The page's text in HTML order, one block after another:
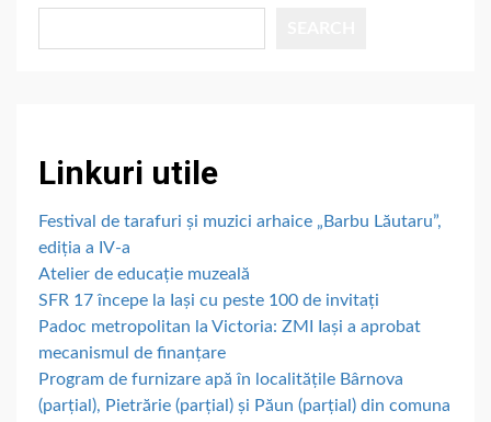
Linkuri utile
Festival de tarafuri și muzici arhaice „Barbu Lăutaru”,
ediția a IV-a
Atelier de educație muzeală
SFR 17 începe la Iași cu peste 100 de invitați
Padoc metropolitan la Victoria: ZMI Iași a aprobat
mecanismul de finanțare
Program de furnizare apă în localitățile Bârnova
(parțial), Pietrărie (parțial) și Păun (parțial) din comuna